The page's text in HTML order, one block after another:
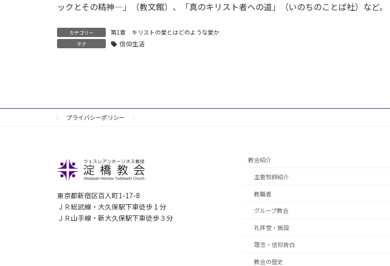
ックとその精神―」（教文館）、「真のキリスト者への道」（いのちのことば社）など。
カテゴリー 第1章 キリストの愛とはどのような愛か
タグ 信仰生活
プライバシーポリシー
東京都新宿区百人町1-17-8
ＪＲ総武線・大久保駅下車徒歩１分
ＪＲ山手線・新大久保駅下車徒歩３分
教会紹介
主管牧師紹介
教職者
グループ教会
礼拝堂・施設
理念・信仰告白
教会の歴史